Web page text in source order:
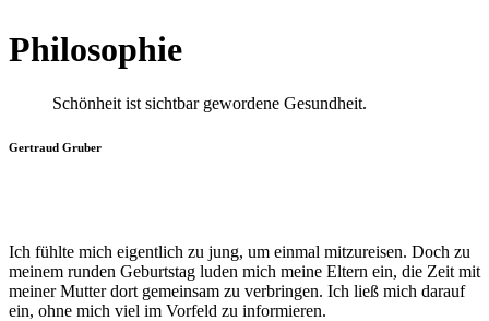
Philosophie
Schönheit ist sichtbar gewordene Gesundheit.
Gertraud Gruber
Ich fühlte mich eigentlich zu jung, um einmal mitzureisen. Doch zu
meinem runden Geburtstag luden mich meine Eltern ein, die Zeit mit
meiner Mutter dort gemeinsam zu verbringen. Ich ließ mich darauf
ein, ohne mich viel im Vorfeld zu informieren.